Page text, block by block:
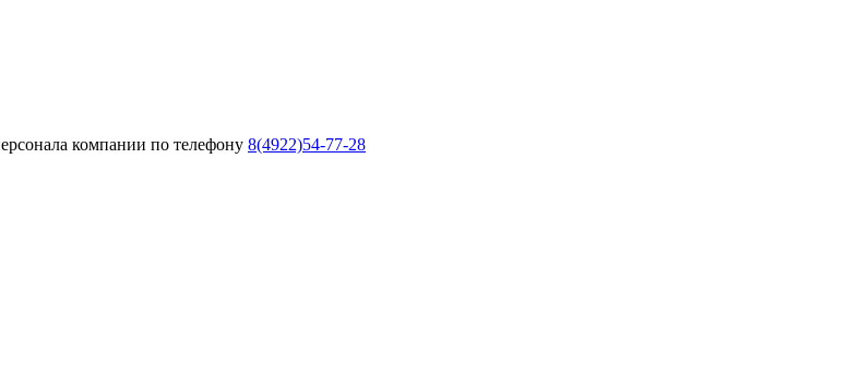
компании по телефону 8(4922)54-77-28